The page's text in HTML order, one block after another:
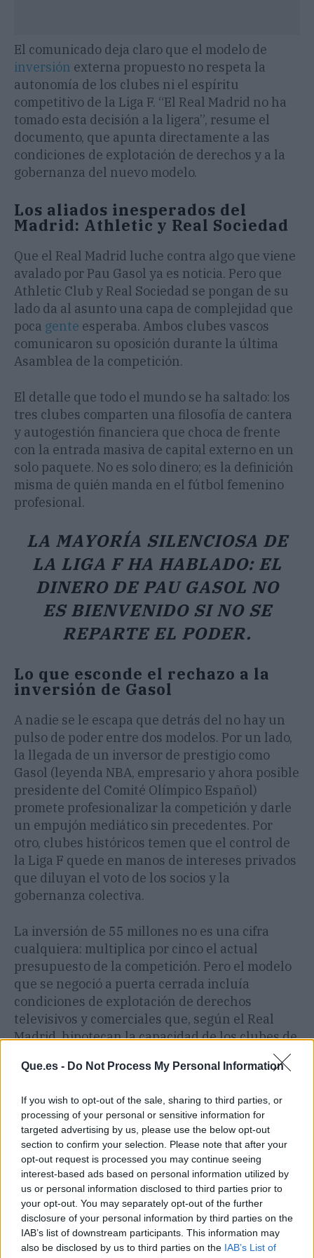
Que.es - Do Not Process My Personal Information
If you wish to opt-out of the sale, sharing to third parties, or
processing of your personal or sensitive information for
targeted advertising by us, please use the below opt-out
section to confirm your selection. Please note that after your
opt-out request is processed you may continue seeing
interest-based ads based on personal information utilized by
us or personal information disclosed to third parties prior to
your opt-out. You may separately opt-out of the further
disclosure of your personal information by third parties on the
IAB’s list of downstream participants. This information may
also be disclosed by us to third parties on the IAB’s List of
El comunicado deja claro que el modelo de
inversión externa propuesto no respeta la
autonomía de los clubes ni el espíritu
competitivo de la Liga F. “El Real Madrid no ha
tomado esta decisión a la ligera”, resume el
documento, que apunta directamente a las
condiciones de explotación de derechos y a la
gobernanza del nuevo modelo.
Los aliados inesperados del
Madrid: Athletic y Real Sociedad
Que el Real Madrid luche contra algo que viene
avalado por Pau Gasol ya es noticia. Pero que
Athletic Club y Real Sociedad se pongan de su
lado da al asunto una capa de complejidad que
poca gente esperaba. Ambos clubes vascos
comunicaron su oposición durante la última
Asamblea de la competición.
El detalle que todo el mundo se ha saltado: los
tres clubes comparten una filosofía de cantera
y autogestión financiera que choca de frente
con la entrada masiva de capital externo en un
solo paquete. No es solo dinero; es la definición
misma de quién manda en el fútbol femenino
profesional.
LA MAYORÍA SILENCIOSA DE
LA LIGA F HA HABLADO: EL
DINERO DE PAU GASOL NO
ES BIENVENIDO SI NO SE
REPARTE EL PODER.
Lo que esconde el rechazo a la
inversión de Gasol
A nadie se le escapa que detrás del no hay un
pulso de poder entre dos modelos. Por un lado,
la llegada de un inversor de prestigio como
Gasol (leyenda NBA, empresario y ahora posible
presidente del Comité Olímpico Español)
promete profesionalizar la competición y darle
un empujón mediático sin precedentes. Por
otro, clubes históricos temen que el control de
la Liga F quede en manos de intereses privados
que diluyan el voto de los socios y la
gobernanza colectiva.
La inversión de 55 millones no es una cifra
cualquiera: multiplica por cinco el actual
presupuesto de la competición. Pero el modelo
que se negoció a puerta cerrada incluía
condiciones de explotación de derechos
televisivos y comerciales que, según el Real
Madrid, hipotecan la capacidad de los clubes de
negociar sus propios contratos. Y ahí está el
meollo.
Mientras, el entorno de Pau Gasol guarda
silencio. El exjugador de los Lakers no ha hecho
declaraciones tras el comunicado del club
blanco, pero fuentes cercanas a la operación
aseguran que la oposición de una cuarta parte
de los clubes no descarrila el proyecto, aunque
sí ralentiza su implementación. La guerra fría
no ha hecho más que empezar.